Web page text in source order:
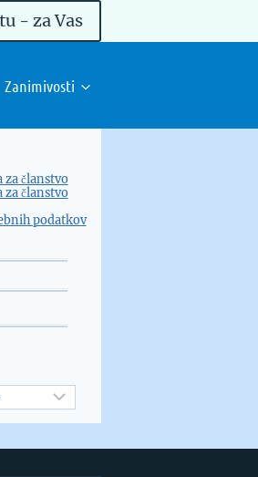
- za Vas
Zanimivosti
za članstvo
za članstvo
podatkov